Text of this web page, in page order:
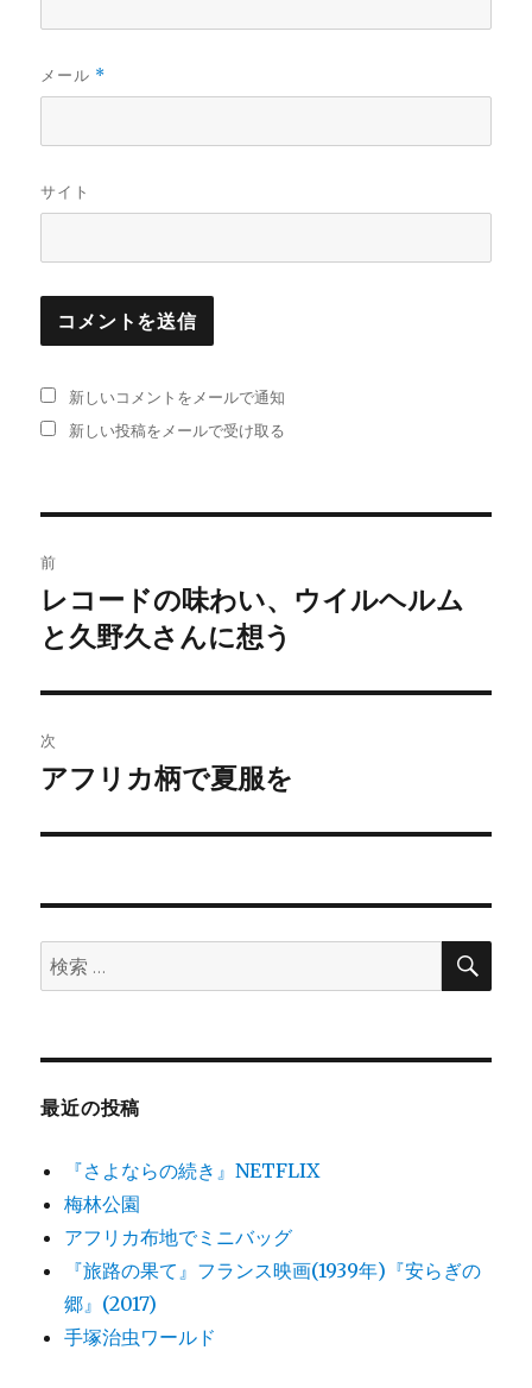
メール *
サイト
新しいコメントをメールで通知
新しい投稿をメールで受け取る
稿
ナ
ビ
ゲ
ー
シ
ン
前
前
の
稿:
レコードの味わい、ウイルヘルム
と久野久さんに想う
次
次
投
アフリカ柄で夏服を
検
索:
検
最近の投稿
『さよならの続き』NETFLIX
梅林公園
アフリカ布地でミニバッグ
『旅路の果て』フランス映画(1939年)『安らぎの
郷』(2017)
手塚治虫ワールド